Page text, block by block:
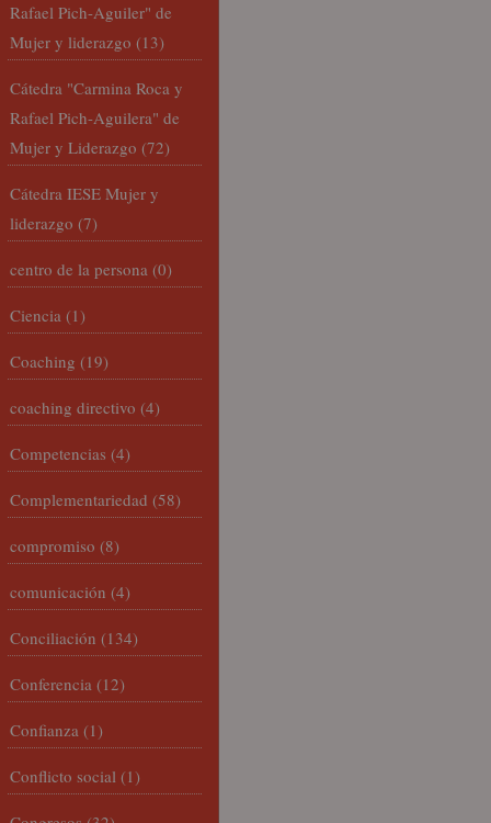
Rafael Pich-Aguiler" de
Mujer y liderazgo (13)
Cátedra "Carmina Roca y
Rafael Pich-Aguilera" de
Mujer y Liderazgo (72)
Cátedra IESE Mujer y
liderazgo (7)
centro de la persona (0)
Ciencia (1)
Coaching (19)
coaching directivo (4)
Competencias (4)
Complementariedad (58)
compromiso (8)
comunicación (4)
Conciliación (134)
Conferencia (12)
Confianza (1)
Conflicto social (1)